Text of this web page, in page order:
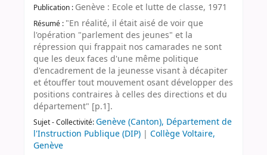
Publication : Genève : Ecole et lutte de classe, 1971
Résumé : "En réalité, il était aisé de voir que
l'opération "parlement des jeunes" et la
répression qui frappait nos camarades ne sont
que les deux faces d'une même politique
d'encadrement de la jeunesse visant à décapiter
et étouffer tout mouvement osant développer des
positions contraires à celles des directions et du
département" [p.1].
Sujet - Collectivité:Genève (Canton), Département de
l'Instruction Publique (DIP) | Collège Voltaire,
Genève